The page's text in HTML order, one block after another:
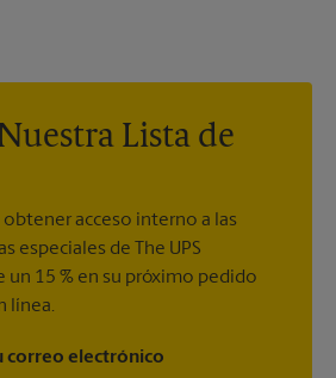
casi cualquier cosa para que llegue
Lista de
obtener acceso interno a las
especiales de The UPS
un 15 % en su próximo pedido
línea.
correo electrónico